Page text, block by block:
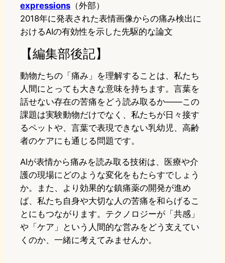
expressions （外部）
2018年に発表された表情画像からの痛み検出に
おけるAIの有効性を示した先駆的な論文
【編集部後記】
動物たちの「痛み」を理解することは、私たち
人間にとっても大きな意味を持ちます。言葉を
話せない存在の苦痛をどう読み取るか——この
課題は実験動物だけでなく、私たちが日々接す
るペットや、言葉で表現できない乳幼児、高齢
者のケアにも通じる問題です。
AIが表情から痛みを読み取る技術は、医療や介
護の現場にどのような変化をもたらすでしょう
か。また、より効果的な鎮痛薬の開発が進め
ば、私たち自身や大切な人の苦痛を和らげるこ
とにもつながります。テクノロジーが「共感」
や「ケア」という人間的な営みをどう支えてい
くのか、一緒に考えてみませんか。